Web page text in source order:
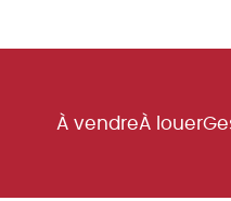
À vendreÀ louer